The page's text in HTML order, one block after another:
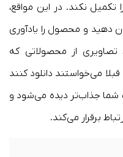
تکمیل نکند. در این مواقع،
دهید و محصول را یادآوری
تصاویری از محصولاتی که
می‌خواستند دانلود کنند
شما جذاب‌تر دیده می‌شود و
برقرار می‌کند.